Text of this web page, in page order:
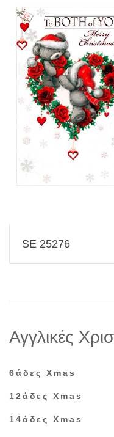
SE 25276
Αγγλικές
6άδες Χmas
12άδες Xmas
14άδες Xmas